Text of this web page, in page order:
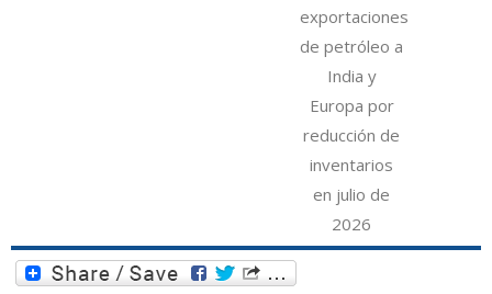
exportaciones
de petróleo a
India y
Europa por
reducción de
inventarios
en julio de
2026